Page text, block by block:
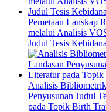
Pemetaan Lanskap
melalui Analisis
Judul Tesis
Analisis
Penyusunan Judul
pada Topik Birth